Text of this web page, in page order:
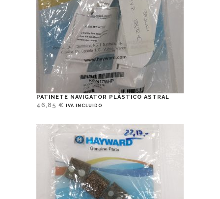
PATINETE NAVIGATOR PLÁSTICO ASTRAL
46,85 € IVA INCLUIDO